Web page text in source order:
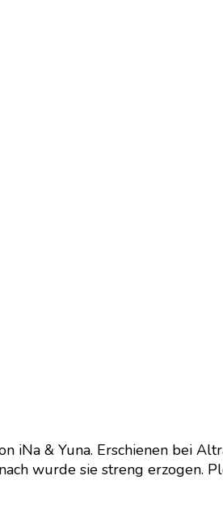
iNa & Yuna. Erschienen bei
wurde sie streng erzogen.